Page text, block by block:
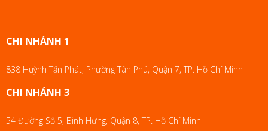
CHI NHÁNH 1
838 Huỳnh Tấn Phát, Phường Tân Phú, Quận 7, TP. Hồ Chí Minh
CHI NHÁNH 3
54 Đường Số 5, Bình Hưng, Quận 8, TP. Hồ Chí Minh